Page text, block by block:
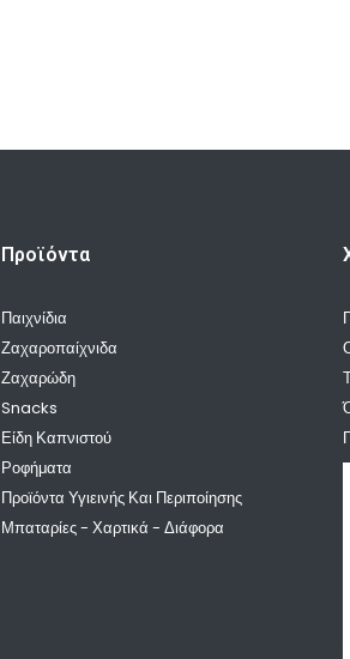
Προϊόντα
Παιχνίδια
Ζαχαροπαίχνιδα
Ζαχαρώδη
Snacks
Είδη Καπνιστού
Ροφήματα
Προϊόντα Υγιεινής Και Περιποίησης
Μπαταρίες - Χαρτικά - Διάφορα